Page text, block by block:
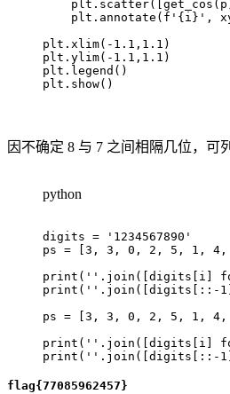
    plt
. scatter( [get_cos ( p
    plt
. annotate ( f' {i } ' ,
plt . xlim( - 1.1 , 1.1 )
plt . ylim( - 1.1 , 1.1 )
plt . legend ( )
plt . show( )
因不确定 8 与 7 之间相隔几位，可
python
digits =
'1234567890'
ps = [3 , 3 , 0 , 2 , 5 , 1 , 4 ,
print ( '' . join ( [digits [ i ]
print ( '' . join ( [digits [ : : - 1 ]
ps = [3 , 3 , 0 , 2 , 5 , 1 , 4 ,
print ( '' . join ( [digits [ i ]
print ( '' . join ( [digits [ : : - 1 ]
flag{77085962457}